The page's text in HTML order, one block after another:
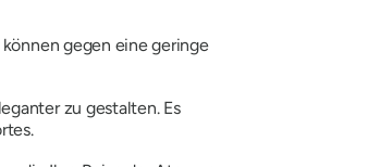
gegen eine geringe
zu gestalten. Es